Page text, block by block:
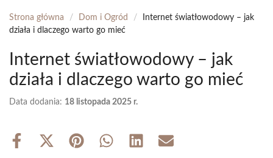
Strona główna / Dom i Ogród /
Internet światłowodowy – jak
działa i dlaczego warto go mieć
Internet światłowodowy – jak
działa i dlaczego warto go mieć
Data dodania: 18 listopada 2025 r.
Share
Share Share Share Share Share